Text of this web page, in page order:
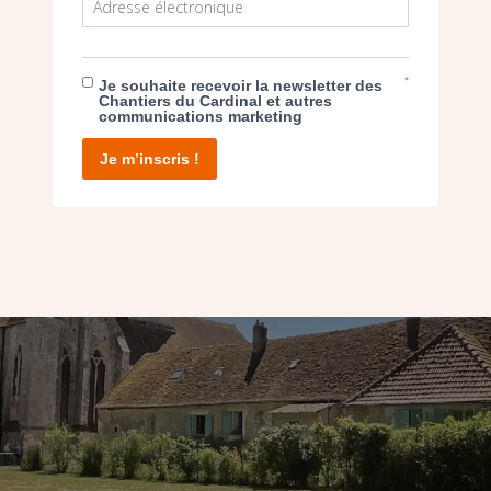
(77) – SAUVER LA TOITURE DU
Je souhaite recevoir la newsletter des
Chantiers du Cardinal et autres
communications marketing
*
Je m’inscris !